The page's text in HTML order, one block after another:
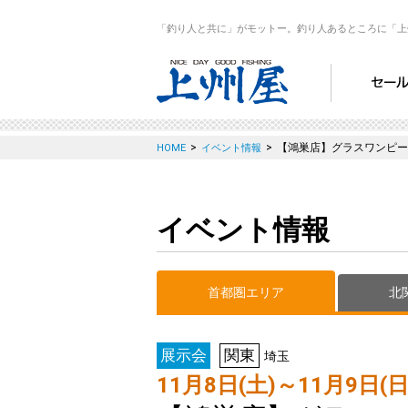
「釣り人と共に」がモットー。釣り人あるところに「
HOME > イベント情報 > 【鴻巣店】グラスワンピ
イベント情報
首都圏エリア 北
展示会 関東 埼玉
11月8日(土)～11月9日(